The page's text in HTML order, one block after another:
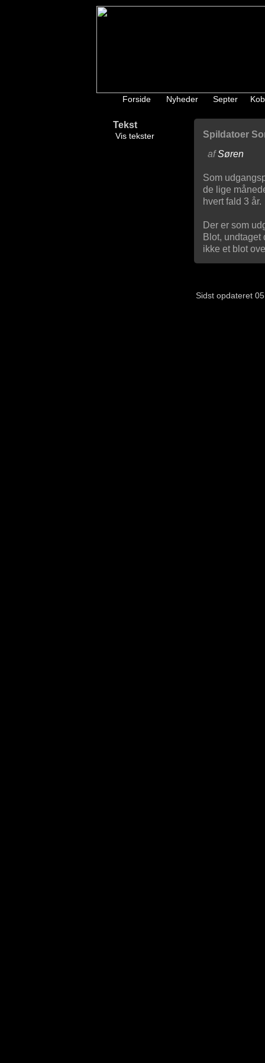
Forside Nyheder Septer
Tekst
Vis tekster
Spildatoer
afSøren
Som
de lige
hvert fald 3 år.
Der er som
Blot, undtaget
ikke et blot
Sidst opdateret 05.